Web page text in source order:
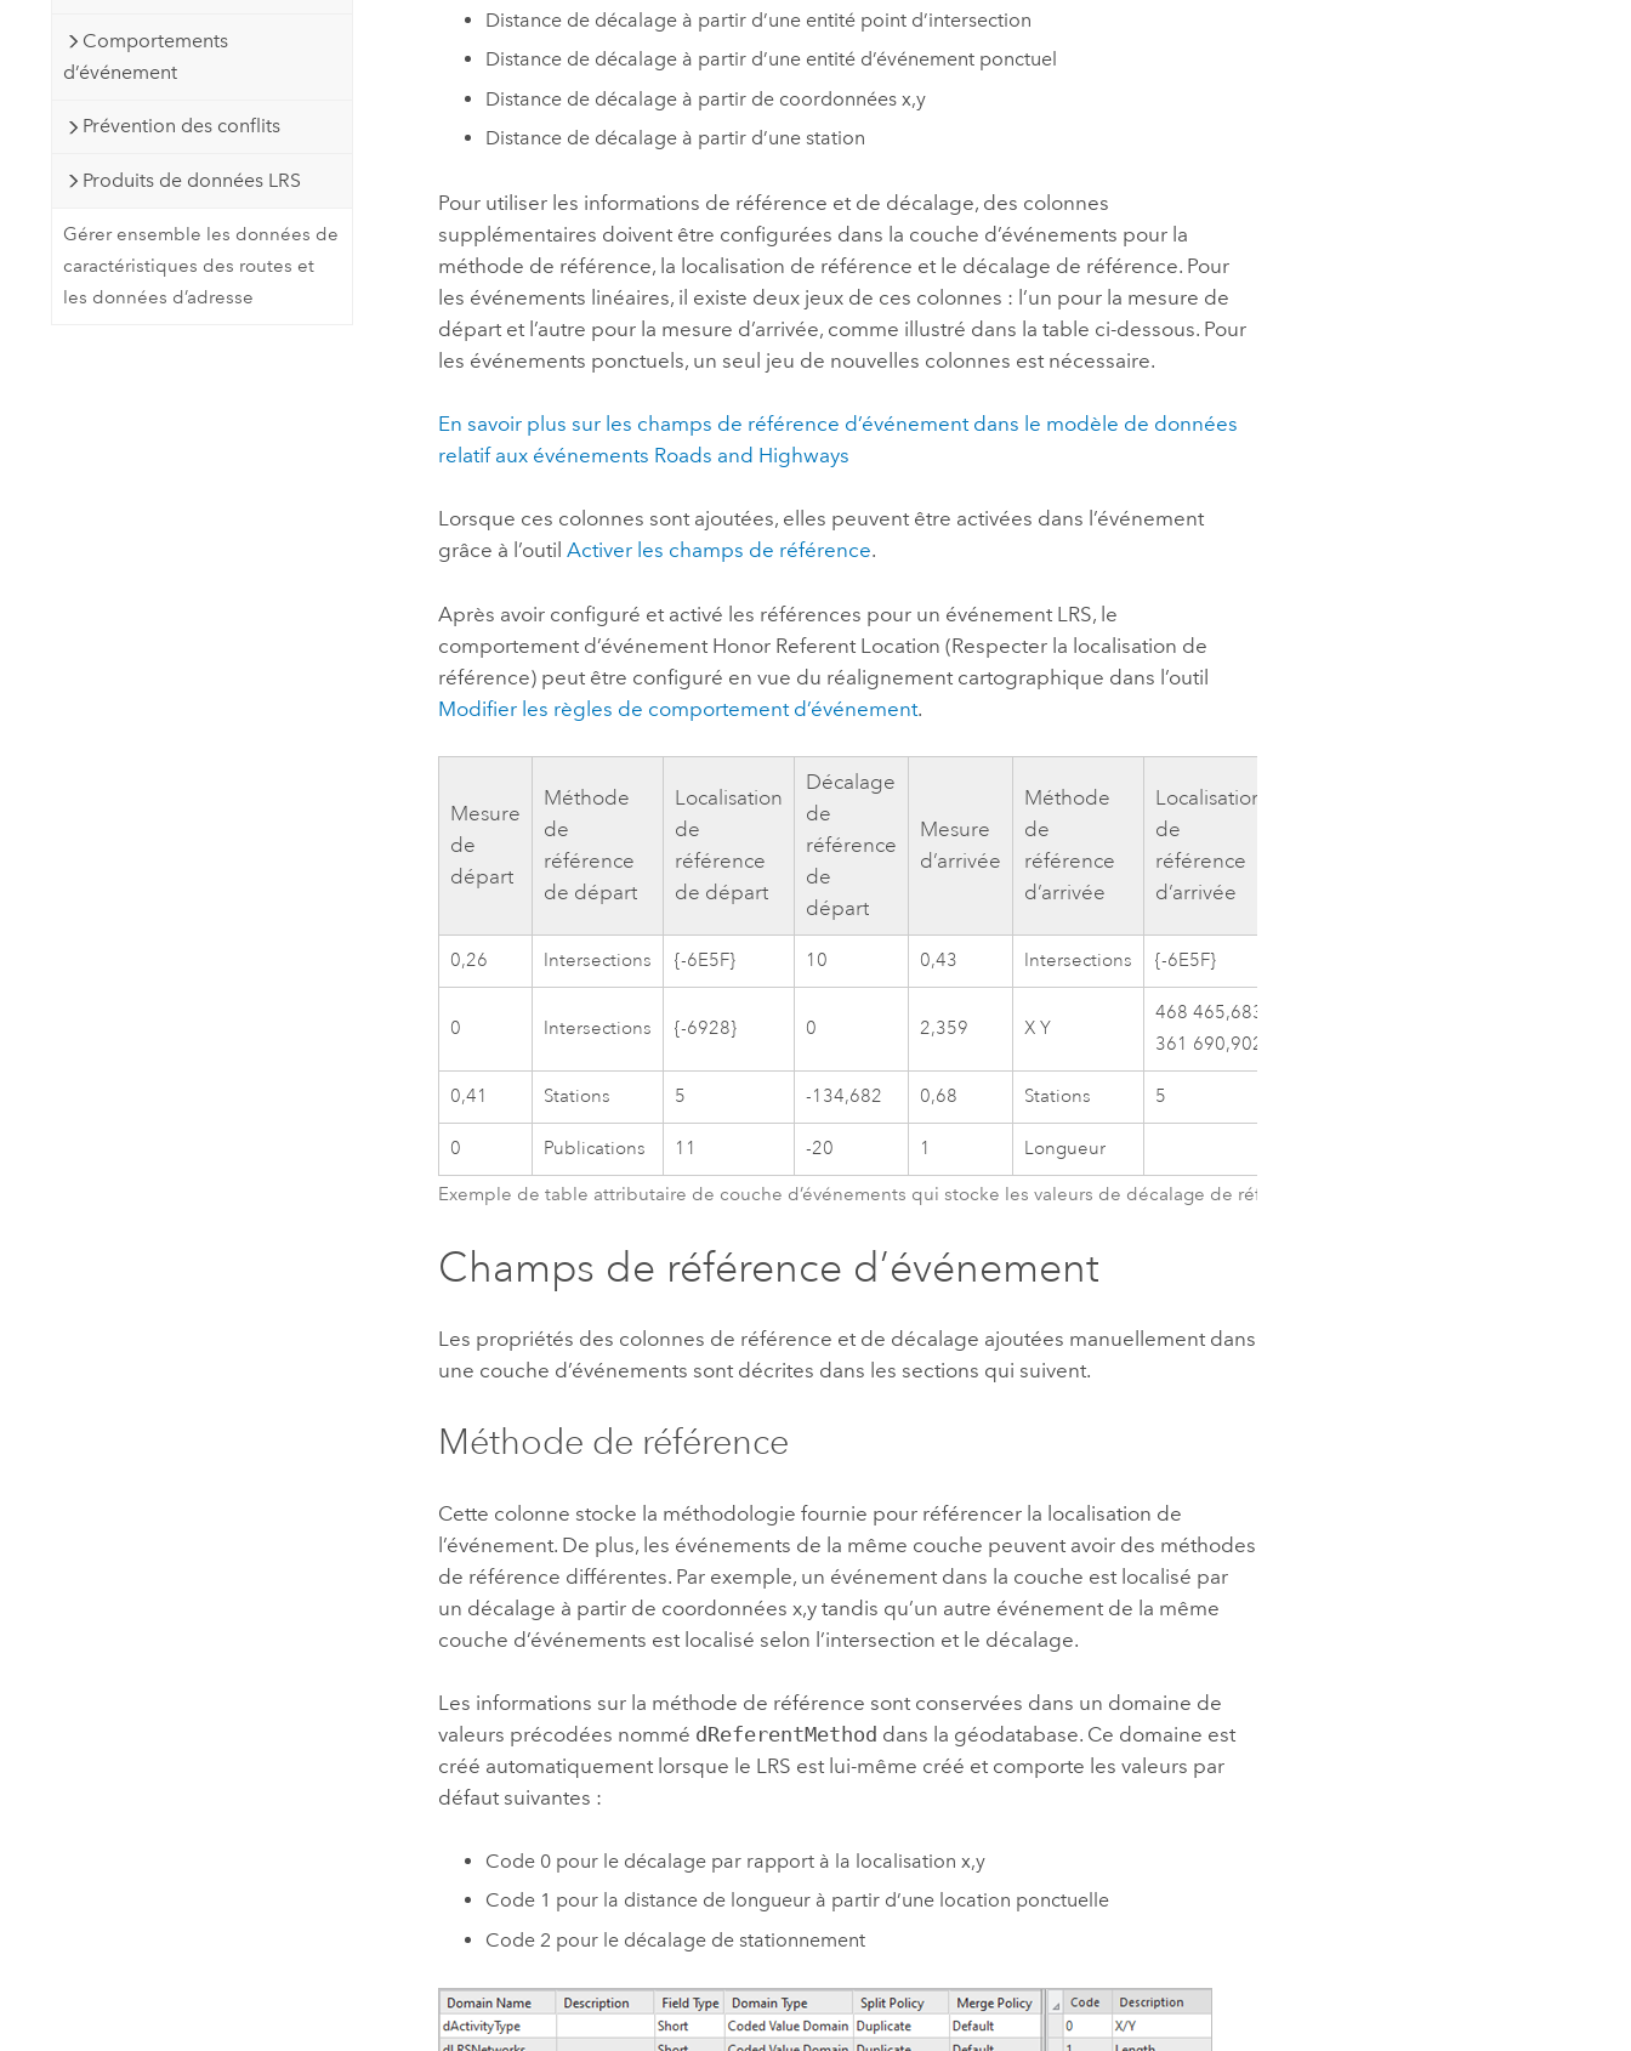
Comportements
d’événement
Prévention des conflits
Produits de données LRS
Gérer ensemble les données de
caractéristiques des routes et
les données d’adresse
Distance de décalage à partir d’une entité point d’intersection
Distance de décalage à partir d’une entité d’événement ponctuel
Distance de décalage à partir de coordonnées x,y
Distance de décalage à partir d’une station
Pour utiliser les informations de référence et de décalage, des colonnes
supplémentaires doivent être configurées dans la couche d’événements pour la
méthode de référence, la localisation de référence et le décalage de référence. Pour
les événements linéaires, il existe deux jeux de ces colonnes : l’un pour la mesure de
départ et l’autre pour la mesure d’arrivée, comme illustré dans la table ci-dessous. Pour
les événements ponctuels, un seul jeu de nouvelles colonnes est nécessaire.
En savoir plus sur les champs de référence d’événement dans le modèle de données
relatif aux événements Roads and Highways
Lorsque ces colonnes sont ajoutées, elles peuvent être activées dans l’événement
grâce à l’outilActiver les champs de référence.
Après avoir configuré et activé les références pour un événement LRS, le
comportement d’événement Honor Referent Location (Respecter la localisation de
référence) peut être configuré en vue du réalignement cartographique dans l’outil
Modifier les règles de comportement d’événement.
Mesure
de
départ
Méthode
de
référence
de départ
Localisation
de
référence
de départ
Décalage
de
référence
de
départ
Mesure
d’arrivée
Méthode
de
référence
d’arrivée
Localisation
de
référence
d’arrivée
0,26 Intersections {-6E5F} 10 0,43 Intersections {-6E5F}
0 Intersections {-6928} 0 2,359 X Y
468 465,683,
361 690,902
0,41 Stations 5 -134,682 0,68 Stations 5
0 Publications 11 -20 1 Longueur
Exemple de table attributaire de couche d’événements qui stocke les valeurs de décalage de référence
Champs de référence d’événement
Les propriétés des colonnes de référence et de décalage ajoutées manuellement dans
une couche d’événements sont décrites dans les sections qui suivent.
Méthode de référence
Cette colonne stocke la méthodologie fournie pour référencer la localisation de
l’événement. De plus, les événements de la même couche peuvent avoir des méthodes
de référence différentes. Par exemple, un événement dans la couche est localisé par
un décalage à partir de coordonnées x,y tandis qu’un autre événement de la même
couche d’événements est localisé selon l’intersection et le décalage.
Les informations sur la méthode de référence sont conservées dans un domaine de
valeurs précodées nommé dReferentMethod dans la géodatabase. Ce domaine est
créé automatiquement lorsque le LRS est lui-même créé et comporte les valeurs par
défaut suivantes :
Code 0 pour le décalage par rapport à la localisation x,y
Code 1 pour la distance de longueur à partir d’une location ponctuelle
Code 2 pour le décalage de stationnement